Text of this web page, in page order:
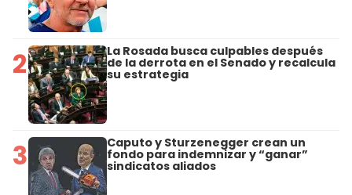
2 La Rosada busca culpables después
de la derrota en el Senado y recalcula
su estrategia
3 Caputo y Sturzenegger crean un
fondo para indemnizar y “ganar”
sindicatos aliados